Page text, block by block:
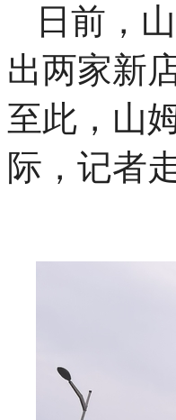
日前，
出两家新
至此，山
际，记者